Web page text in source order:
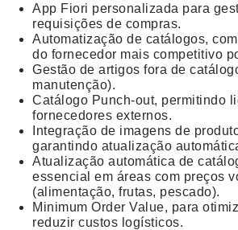
App Fiori personalizada para
requisições de compras.
Automatização de catálogos,
do fornecedor mais competitivo
Gestão de artigos fora de
manutenção).
Catálogo Punch-out, permitindo
fornecedores externos.
Integração de imagens de
garantindo atualização
Atualização automática de
essencial em áreas com preços
(alimentação, frutas, pescado).
Minimum Order Value, para
reduzir custos logísticos.